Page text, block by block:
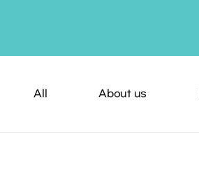
All About us